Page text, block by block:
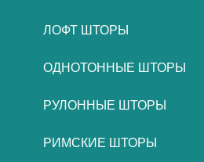
ЛОФТ ШТОРЫ
ОДНОТОННЫЕ ШТОРЫ
РУЛОННЫЕ ШТОРЫ
РИМСКИЕ ШТОРЫ